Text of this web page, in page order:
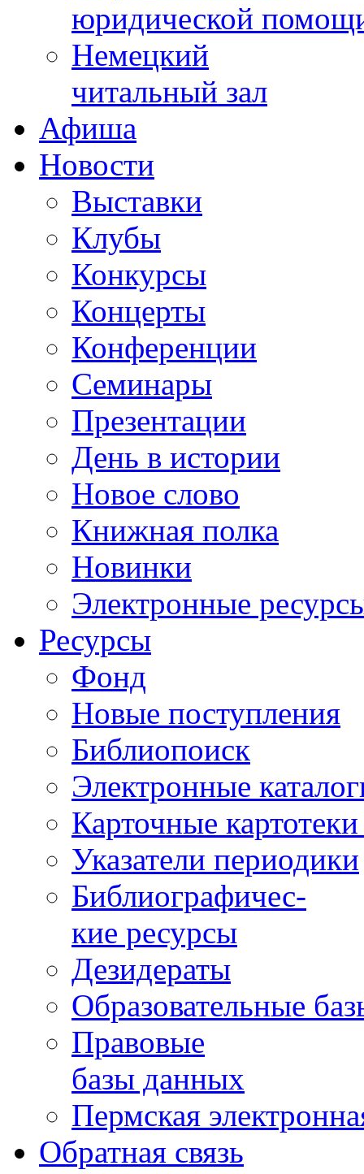
юридической
Немецкий
читальный зал
Афиша
Новости
Выставки
Клубы
Конкурсы
Концерты
Конференции
Семинары
Презентации
День в истории
Новое слово
Книжная полка
Новинки
Электронные
Ресурсы
Фонд
Новые поступления
Библиопоиск
Электронные
Карточные
Указатели периодики
Библиографичес-
кие ресурсы
Дезидераты
Образовательные
Правовые
базы данных
Пермская
Обратная связь